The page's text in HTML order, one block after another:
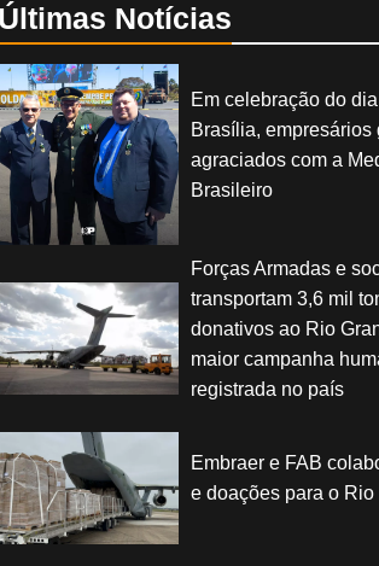
Últimas Notícias
Em celebração do
Brasília, empresários
agraciados com a
Brasileiro
Forças Armadas e
transportam 3,6 mil
donativos ao Rio
maior campanha
registrada no país
Embraer e FAB
e doações para o Rio